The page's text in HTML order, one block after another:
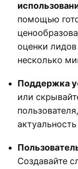
помощью
оценки
несколько
Поддержка
или
Создавайте